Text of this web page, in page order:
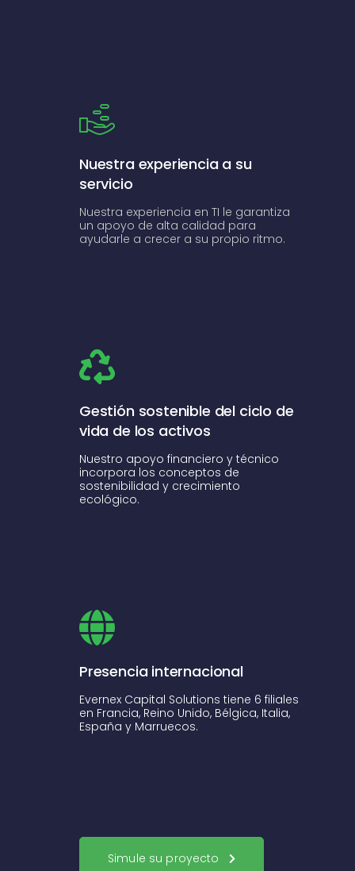
Nuestra experiencia a su
servicio
Nuestra experiencia en TI le garantiza
un apoyo de alta calidad para
ayudarle a crecer a su propio ritmo.
Gestión sostenible del ciclo de
vida de los activos
Nuestro apoyo financiero y técnico
incorpora los conceptos de
sostenibilidad y crecimiento
ecológico.
Presencia internacional
Evernex Capital Solutions tiene 6 filiales
en Francia, Reino Unido, Bélgica, Italia,
España y Marruecos.
Simule su proyecto